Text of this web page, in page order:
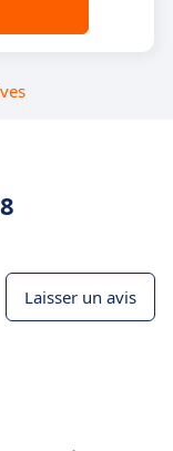
Laisser un avis